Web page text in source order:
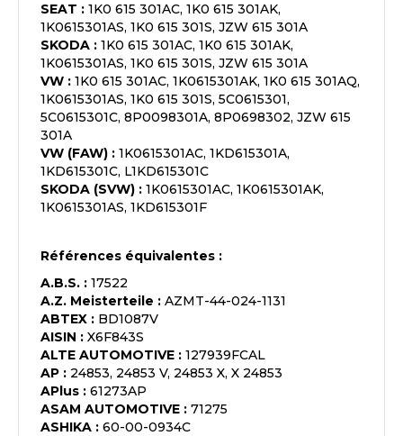
SEAT : 1K0 615 301AC, 1K0 615 301AK,
1K0615301AS, 1K0 615 301S, JZW 615 301A
SKODA : 1K0 615 301AC, 1K0 615 301AK,
1K0615301AS, 1K0 615 301S, JZW 615 301A
VW : 1K0 615 301AC, 1K0615301AK, 1K0 615 301AQ,
1K0615301AS, 1K0 615 301S, 5C0615301,
5C0615301C, 8P0098301A, 8P0698302, JZW 615
301A
VW (FAW) : 1K0615301AC, 1KD615301A,
1KD615301C, L1KD615301C
SKODA (SVW) : 1K0615301AC, 1K0615301AK,
1K0615301AS, 1KD615301F
Références équivalentes :
A.B.S. : 17522
A.Z. Meisterteile : AZMT-44-024-1131
ABTEX : BD1087V
AISIN : X6F843S
ALTE AUTOMOTIVE : 127939FCAL
AP : 24853, 24853 V, 24853 X, X 24853
APlus : 61273AP
ASAM AUTOMOTIVE : 71275
ASHIKA : 60-00-0934C